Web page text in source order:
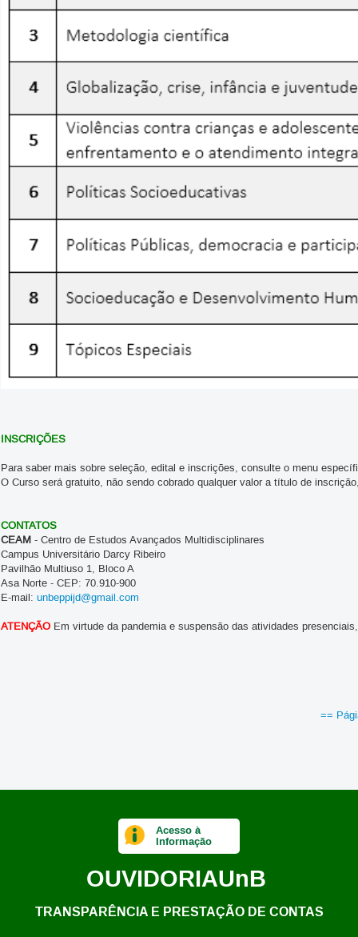
INSCRIÇÕES
Para saber mais sobre seleção, edital e inscrições, consulte o menu
O Curso será gratuito, não sendo cobrado qualquer valor a título de
CONTATOS
CEAM - Centro de Estudos Avançados Multidisciplinares
Campus Universitário Darcy Ribeiro
Pavilhão Multiuso 1, Bloco A
Asa Norte - CEP: 70.910-900
E-mail: unbeppijd@gmail.com
ATENÇÃO Em virtude da pandemia e suspensão das atividades
==
Acesso à
Informação
OUVIDORIAUnB
TRANSPARÊNCIA E PRESTAÇÃO DE CONTAS